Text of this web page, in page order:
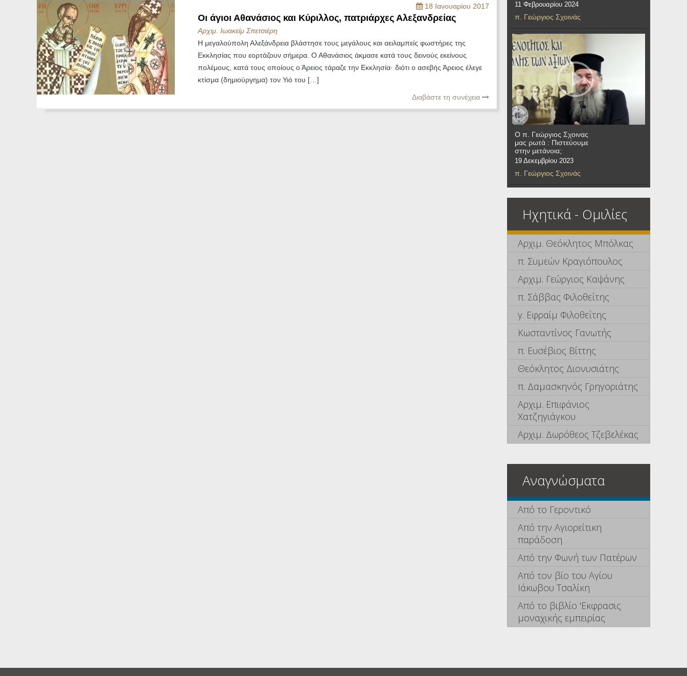
18 Ιανουαρίου 2017
Οι άγιοι Αθανάσιος και Κύριλλος, πατριάρχες Αλεξανδρείας
Αρχιμ. Ιωακείμ Σπετσιέρη
Η μεγαλούπολη Αλεξάνδρεια βλάστησε τους μεγάλους και αειλαμπείς φωστήρες της
Εκκλησίας που εορτάζουν σήμερα. Ο Αθανάσιος άκμασε κατά τους δεινούς εκείνους
πολέμους, κατά τους οποίους ο Άρειος τάραζε την Εκκλησία· διότι ο ασεβής Άρειος έλεγε
κτίσμα (δημιούργημα) τον Υιό του […]
Διαβάστε τη συνέχεια
11 Φεβρουαρίου 2024
π. Γεώργιος Σχοινάς
Ο π. Γεώργιος Σχοινας
μας ρωτά : Πιστεύουμε
στην μετάνοια;
19 Δεκεμβρίου 2023
π. Γεώργιος Σχοινάς
Ηχητικά - Ομιλίες
Αρχιμ. Θεόκλητος Μπόλκας
π. Συμεών Κραγιόπουλος
Αρχιμ. Γεώργιος Καψάνης
π. Σάββας Φιλοθεΐτης
γ. Εφραίμ Φιλοθεΐτης
Κωσταντίνος Γανωτής
π. Ευσέβιος Βίττης
Θεόκλητος Διονυσιάτης
π. Δαμασκηνός Γρηγοριάτης
Αρχιμ. Επιφάνιος
Χατζηγιάγκου
Αρχιμ. Δωρόθεος Τζεβελέκας
Αναγνώσματα
Από το Γεροντικό
Από την Αγιορείτικη
παράδοση
Από την Φωνή των Πατέρων
Από τον βίο του Αγίου
Ιάκωβου Τσαλίκη
Από το βιβλίο 'Εκφρασις
μοναχικής εμπειρίας